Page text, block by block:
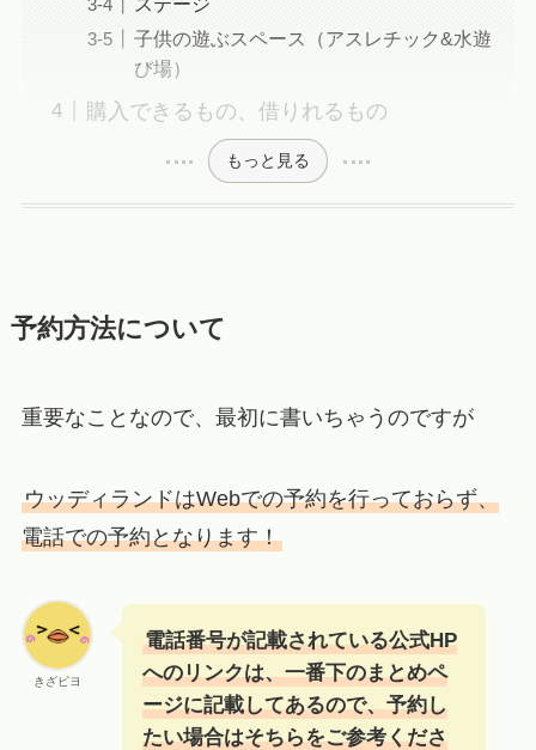
子供の遊ぶスペース（アスレチック&水遊
び場）
購入できるもの、借りれるもの
もっと見る
予約方法について
重要なことなので、最初に書いちゃうのですが
ウッディランドはWebでの予約を行っておらず、
電話での予約となります！
きざピヨ
電話番号が記載されている公式HP
へのリンクは、一番下のまとめペ
ージに記載してあるので、予約し
たい場合はそちらをご参考くださ